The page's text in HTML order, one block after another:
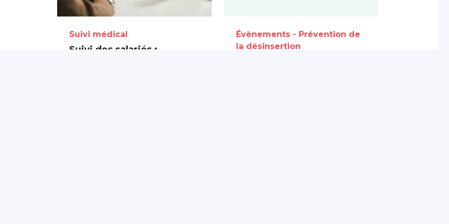
Suivi des salariés :
Suivi médical
Évènements - Prévention de
la désinsertion